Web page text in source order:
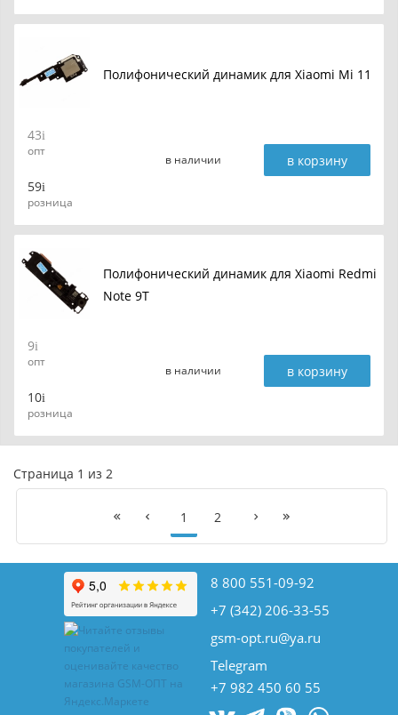
Полифонический динамик для Xiaomi Mi 11
43
опт
59
розница
в наличии в корзину
Полифонический динамик для Xiaomi Redmi
Note 9T
9
опт
10
розница
в наличии в корзину
Страница 1 из 2
1 2
8 800 551-09-92
+7 (342) 206-33-55
gsm-opt.ru@ya.ru
Telegram
+7 982 450 60 55